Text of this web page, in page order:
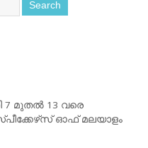
മുതല്‍ 13 വരെ
ഓഫ് മലയാളം